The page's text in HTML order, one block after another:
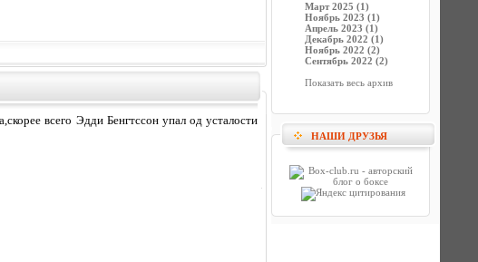
всего Эдди Бенгтссон упал од усталости
Март 2025 (1)
Ноябрь 2023 (1)
Апрель 2023 (1)
Декабрь 2022 (1)
Ноябрь 2022 (2)
Сентябрь 2022 (2)
Показать весь архив
НАШИ ДРУЗЬЯ